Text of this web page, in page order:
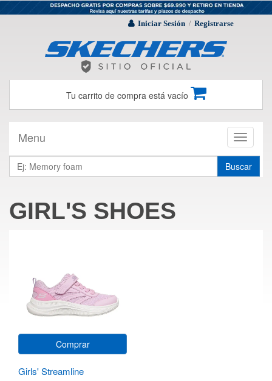
Iniciar Sesión / Registrarse
Tu carrito de compra está vacío
Toggle
Menu
Buscar
GIRL'S SHOES
Comprar
Girls' Streamline